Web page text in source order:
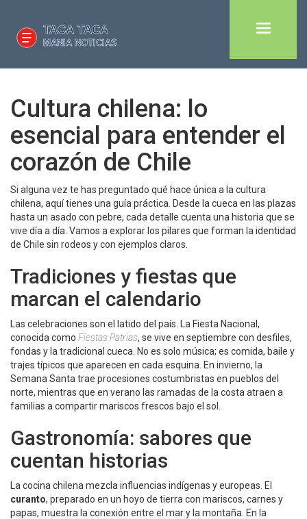
Cultura chilena: lo
esencial para entender el
corazón de Chile
Si alguna vez te has preguntado qué hace única a la cultura
chilena, aquí tienes una guía práctica. Desde la cueca en las plazas
hasta un asado con pebre, cada detalle cuenta una historia que se
vive día a día. Vamos a explorar los pilares que forman la identidad
de Chile sin rodeos y con ejemplos claros.
Tradiciones y fiestas que
marcan el calendario
Las celebraciones son el latido del país. La Fiesta Nacional,
conocida como Fiestas Patrias, se vive en septiembre con desfiles,
fondas y la tradicional cueca. No es solo música; es comida, baile y
trajes típicos que aparecen en cada esquina. En invierno, la
Semana Santa trae procesiones costumbristas en pueblos del
norte, mientras que en verano las ramadas de la costa atraen a
familias a compartir mariscos frescos bajo el sol.
Gastronomía: sabores que
cuentan historias
La cocina chilena mezcla influencias indígenas y europeas. El
curanto, preparado en un hoyo de tierra con mariscos, carnes y
papas, muestra la conexión entre el mar y la montaña. En la